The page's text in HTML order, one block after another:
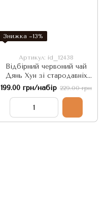
Знижка −13%
Артикул: id_12438
Відбірний червоний чай
Дянь Хун зі стародавніх
диких дерев - фруктово-
медовий аромат 5шт по 7г,
199.00 грн/набір 229.00 грн